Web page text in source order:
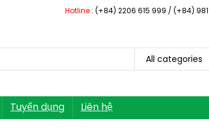
Hotline : (+84) 2206 615 999 / (+84)
All categories
Tuyển dụng Liên hệ